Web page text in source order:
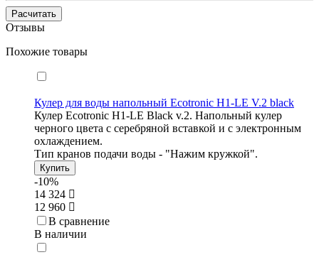
Расчитать
Отзывы
Похожие товары
Кулер для воды напольный Ecotronic H1-LE V.2 black
Кулер Ecotronic H1-LE Black v.2. Напольный кулер
черного цвета с серебряной вставкой и с электронным
охлаждением.
Тип кранов подачи воды - "Нажим кружкой".
Купить
-10%
14 324
12 960
В сравнение
В наличии